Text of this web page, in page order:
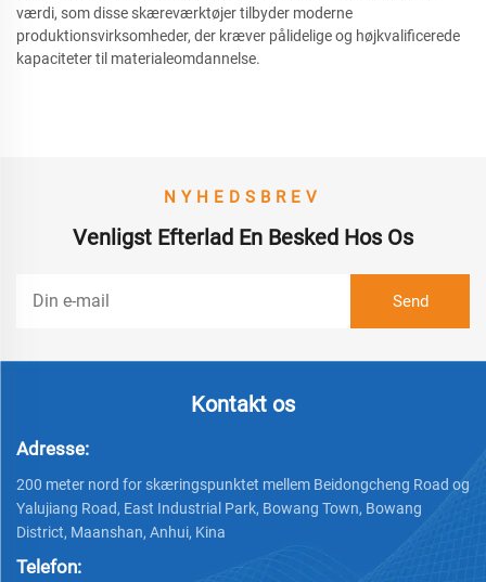
værdi, som disse skæreværktøjer tilbyder moderne
produktionsvirksomheder, der kræver pålidelige og højkvalificerede
kapaciteter til materialeomdannelse.
NYHEDSBREV
Venligst Efterlad En Besked Hos Os
Kontakt os
Adresse:
200 meter nord for skæringspunktet mellem Beidongcheng Road og
Yalujiang Road, East Industrial Park, Bowang Town, Bowang
District, Maanshan, Anhui, Kina
Telefon: